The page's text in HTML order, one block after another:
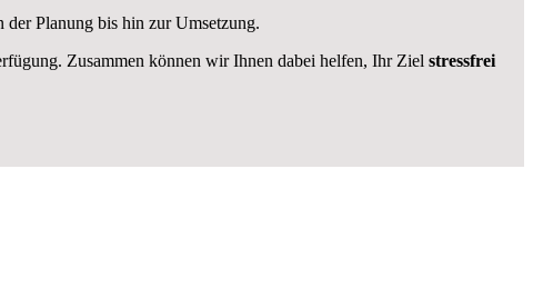
der Planung bis hin zur Umsetzung.
Zusammen können wir Ihnen dabei helfen, Ihr Ziel stressfrei